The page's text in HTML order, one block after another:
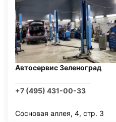
Автосервис Зеленоград
+7 (495) 431-00-33
Сосновая аллея, 4, стр. 3